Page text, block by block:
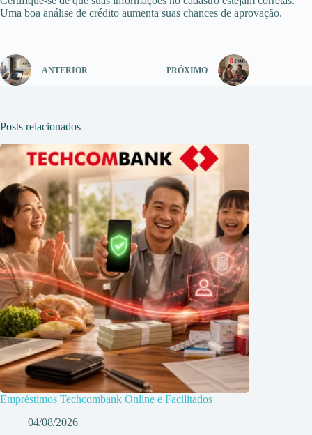
Uma boa análise de crédito aumenta suas chances de aprovação.
ANTERIOR PRÓXIMO
Posts relacionados
Empréstimos Techcombank Online e Facilitados
04/08/2026